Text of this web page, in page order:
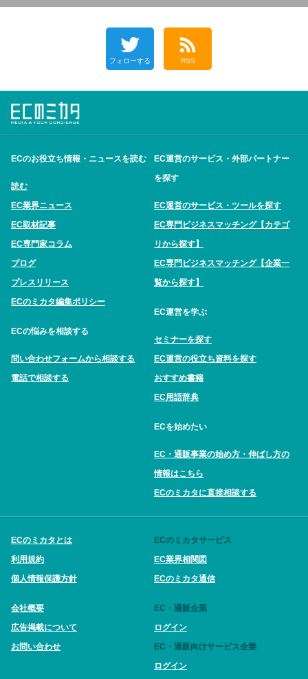
フォローする RSS
ECのお役立ち情報・ニュースを読む
読む
EC業界ニュース
EC取材記事
EC専門家コラム
ブログ
プレスリリース
ECのミカタ編集ポリシー
ECの悩みを相談する
問い合わせフォームから相談する
電話で相談する
EC運営のサービス・外部パートナー
を探す
EC運営のサービス・ツールを探す
EC専門ビジネスマッチング【カテゴ
リから探す】
EC専門ビジネスマッチング【企業一
覧から探す】
EC運営を学ぶ
セミナーを探す
EC運営の役立ち資料を探す
おすすめ書籍
EC用語辞典
ECを始めたい
EC・通販事業の始め方・伸ばし方の
情報はこちら
ECのミカタに直接相談する
ECのミカタとは
利用規約
個人情報保護方針
会社概要
広告掲載について
お問い合わせ
ECのミカタサービス
EC業界相関図
ECのミカタ通信
EC・通販企業
ログイン
EC・通販向けサービス企業
ログイン